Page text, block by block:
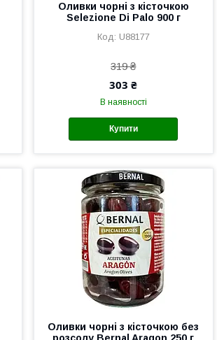
Оливки чорні з кісточкою
Selezione Di Palo 900 г
U88177
319 ₴
303 ₴
В наявності
Купити
Оливки чорні з кісточкою без
розсолу Bernal Aragon 250 г